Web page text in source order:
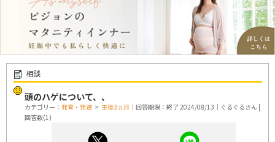
相談
頭のハゲについて、、
カテゴリー： 発育・発達 > 生後3ヵ月 ｜回答期限：終了 2024/08/13｜ぐるぐるさん |
回答数(1)